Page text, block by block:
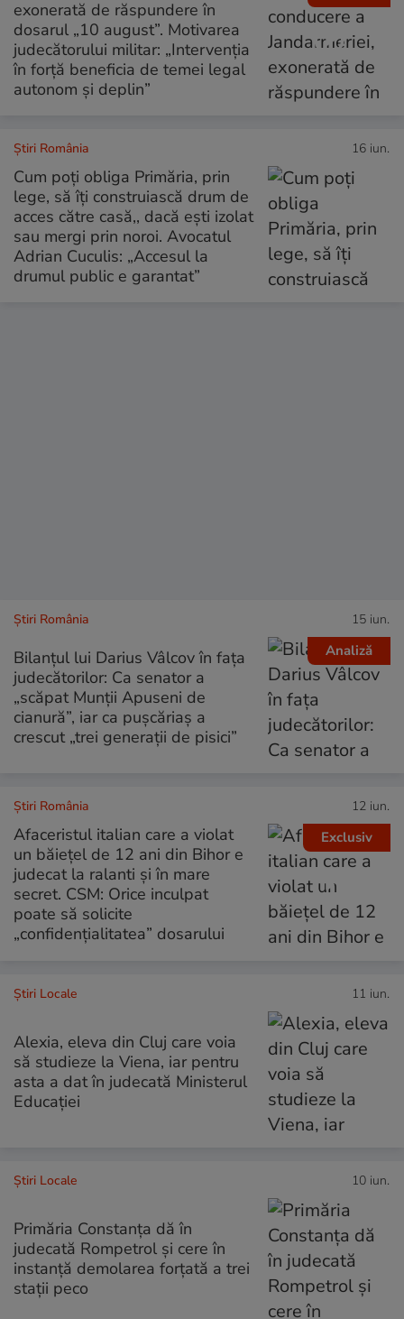
exonerată de răspundere în
dosarul „10 august”. Motivarea
judecătorului militar: „Intervenția
în forță beneficia de temei legal
autonom și deplin”
Știri România 16 iun.
Cum poți obliga Primăria, prin
lege, să îți construiască drum de
acces către casă,, dacă ești izolat
sau mergi prin noroi. Avocatul
Adrian Cuculis: „Accesul la
drumul public e garantat”
Analiză
Știri România 15 iun.
Bilanțul lui Darius Vâlcov în fața
judecătorilor: Ca senator a
„scăpat Munții Apuseni de
cianură”, iar ca pușcăriaș a
crescut „trei generații de pisici”
Exclusiv
Știri România 12 iun.
Afaceristul italian care a violat
un băieţel de 12 ani din Bihor e
judecat la ralanti şi în mare
secret. CSM: Orice inculpat
poate să solicite
„confidenţialitatea” dosarului
Știri Locale 11 iun.
Alexia, eleva din Cluj care voia
să studieze la Viena, iar pentru
asta a dat în judecată Ministerul
Educației
Știri Locale 10 iun.
Primăria Constanța dă în
judecată Rompetrol și cere în
instanță demolarea forțată a trei
stații peco